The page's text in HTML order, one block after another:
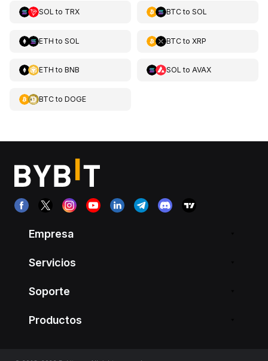
SOL to TRX BTCto SOL
ETH to SOL BTCto XRP
ETH to BNB SOL to AVAX
BTCto DOGE
Empresa
Servicios
Soporte
Productos